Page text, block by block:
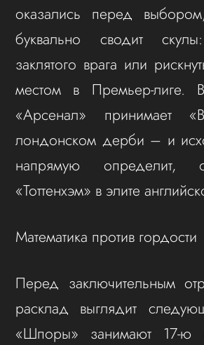
оказались перед
буквально сводит
заклятого врага или
местом в Премьер-лиге.
«Арсенал» принимает
лондонском дерби – и
напрямую определит,
«Тоттенхэм» в элите
Математика против гордости
Перед заключительным
расклад выглядит
«Шпоры» занимают 17-ю